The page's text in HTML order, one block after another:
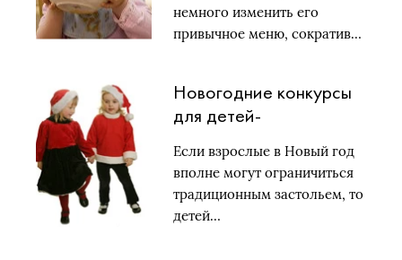
немного изменить его
привычное меню, сократив…
Новогодние конкурсы
для детей-
Если взрослые в Новый год
вполне могут ограничиться
традиционным застольем, то
детей…